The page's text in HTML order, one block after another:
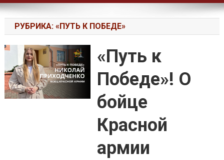
РУБРИКА: «ПУТЬ К ПОБЕДЕ»
«Путь к
Победе»! О
бойце
Красной
армии